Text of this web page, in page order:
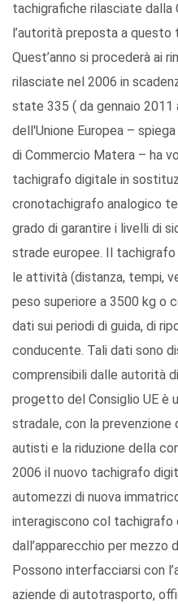
tachigrafiche rilasciate dalla
l’autorità preposta a
Quest’anno si procederà ai
rilasciate nel 2006 in
state 335 ( da gennaio 2011
dell'Unione Europea –
di Commercio Matera – ha
tachigrafo digitale in
cronotachigrafo analogico
grado di garantire i livelli di
strade europee. Il
le attività (distanza, tempi,
peso superiore a 3500 kg o
dati sui periodi di guida, di
conducente. Tali dati sono
comprensibili dalle autorità
progetto del Consiglio UE è
stradale, con la
autisti e la riduzione della
2006 il nuovo tachigrafo
automezzi di nuova
interagiscono col
dall’apparecchio per mezzo
Possono interfacciarsi con
aziende di autotrasporto,